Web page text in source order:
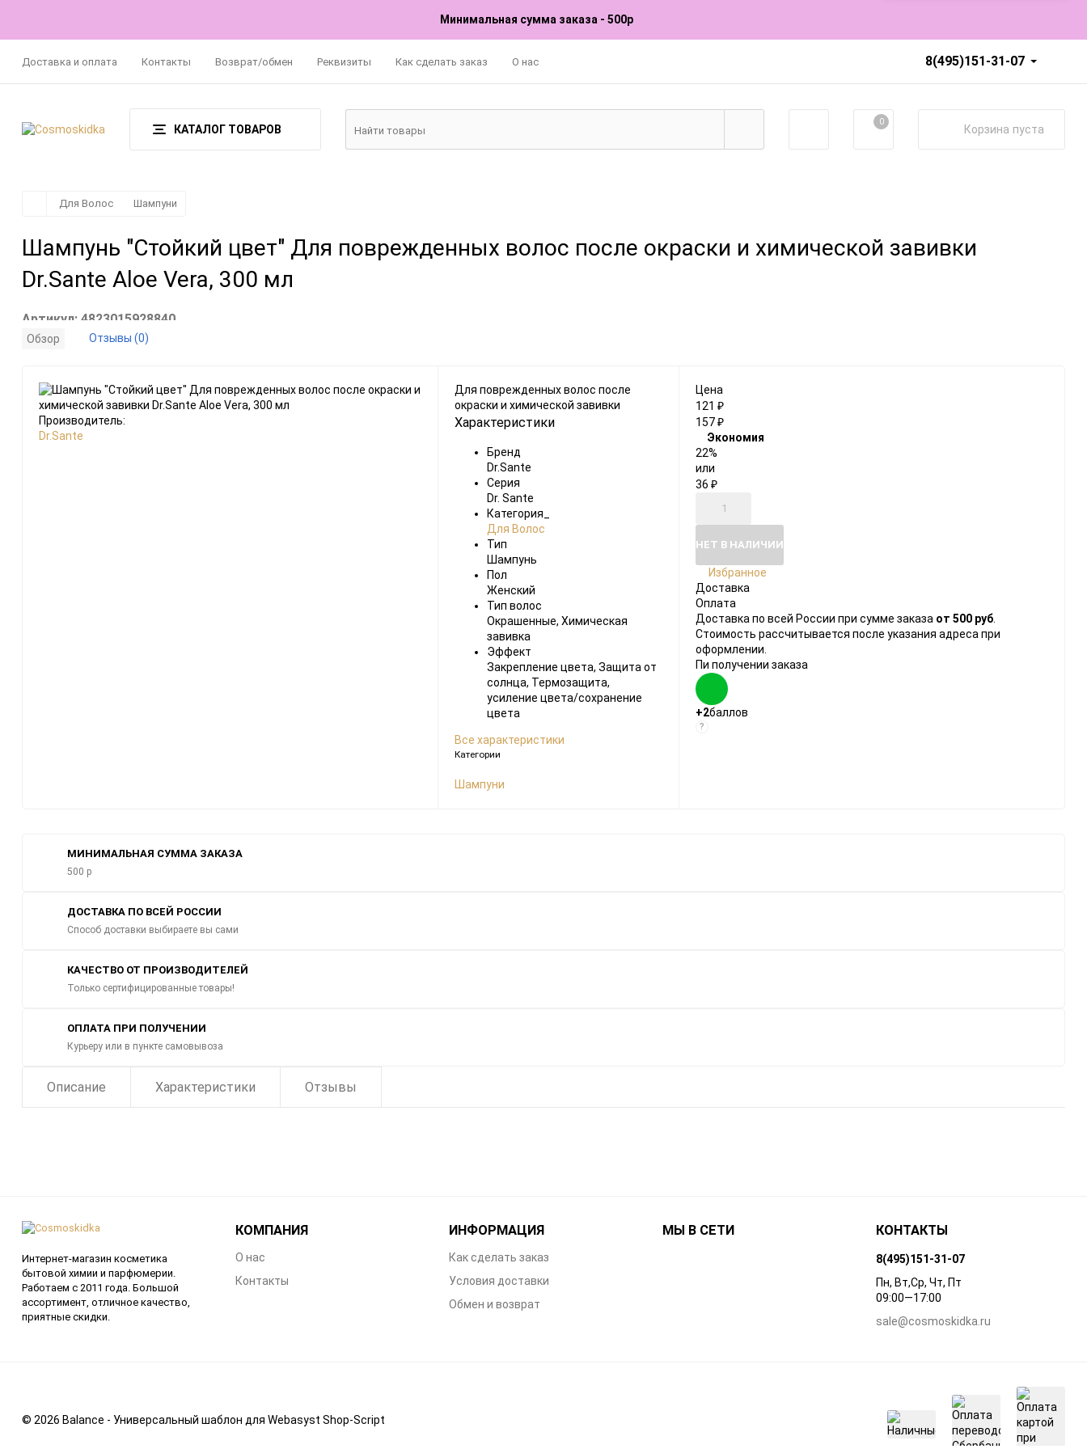
Минимальная сумма заказа - 500р
Доставка и оплата Контакты Возврат/обмен Реквизиты Как сделать заказ О нас 8(495)151-31-07
КАТАЛОГ ТОВАРОВ
0
Корзина пуста
Для Волос Шампуни
Шампунь "Стойкий цвет" Для поврежденных волос после окраски и химической завивки
Dr.Sante Aloe Vera, 300 мл
Артикул: 4823015928840
Обзор Отзывы (0)
Производитель:
Dr.Sante
Для поврежденных волос после
окраски и химической завивки
Характеристики
Бренд
Dr.Sante
Серия
Dr. Sante
Категория_
Для Волос
Тип
Шампунь
Пол
Женский
Тип волос
Окрашенные, Химическая
завивка
Эффект
Закрепление цвета, Защита от
солнца, Термозащита,
усиление цвета/сохранение
цвета
Все характеристики
Категории
Шампуни
Цена
121 ₽
157₽
Экономия
22%
или
36 ₽
НЕТ В НАЛИЧИИ
Избранное
Доставка
Оплата
Доставка по всей России при сумме заказа от 500 руб
Стоимость рассчитывается после указания адреса при
оформлении.
Пи получении заказа
+2баллов
?
МИНИМАЛЬНАЯ СУММА ЗАКАЗА
500 р
ДОСТАВКА ПО ВСЕЙ РОССИИ
Способ доставки выбираете вы сами
КАЧЕСТВО ОТ ПРОИЗВОДИТЕЛЕЙ
Только сертифицированные товары!
ОПЛАТА ПРИ ПОЛУЧЕНИИ
Курьеру или в пункте самовывоза
Описание Характеристики Отзывы
Интернет-магазин косметика
бытовой химии и парфюмерии.
Работаем с 2011 года. Большой
ассортимент, отличное качество,
приятные скидки.
КОМПАНИЯ
О нас
Контакты
ИНФОРМАЦИЯ
Как сделать заказ
Условия доставки
Обмен и возврат
МЫ В СЕТИ КОНТАКТЫ
8(495)151-31-07
Пн, Вт,Ср, Чт, Пт
09:00—17:00
sale@cosmoskidka.ru
© 2026 Balance - Универсальный шаблон для Webasyst Shop-Script